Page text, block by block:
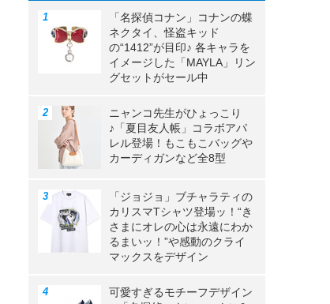
「名探偵コナン」コナンの蝶
ネクタイ、怪盗キッド
の“1412”が目印♪ 各キャラを
イメージした「MAYLA」リン
グセットがセール中
ニャンコ先生がひょっこり
♪「夏目友人帳」コラボアパ
レル登場！もこもこバッグや
カーディガンなど全8型
「ジョジョ」ブチャラティの
カリスマTシャツ登場ッ！“き
さまにオレの心は永遠にわか
るまいッ！”や感動のクライ
マックスをデザイン
可愛すぎるモチーフデザイン